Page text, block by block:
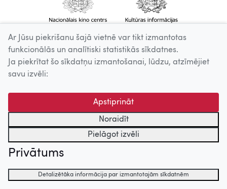
Ar Jūsu piekrišanu šajā vietnē var tikt izmantotas
funkcionālās un analītiski statistikās sīkdatnes.
Ja piekrītat šo sīkdatņu izmantošanai, lūdzu, atzīmējiet
savu izvēli:
Apstiprināt
Noraidīt
Pielāgot izvēli
Privātums
Detalizētāka informācija par izmantotajām sīkdatnēm